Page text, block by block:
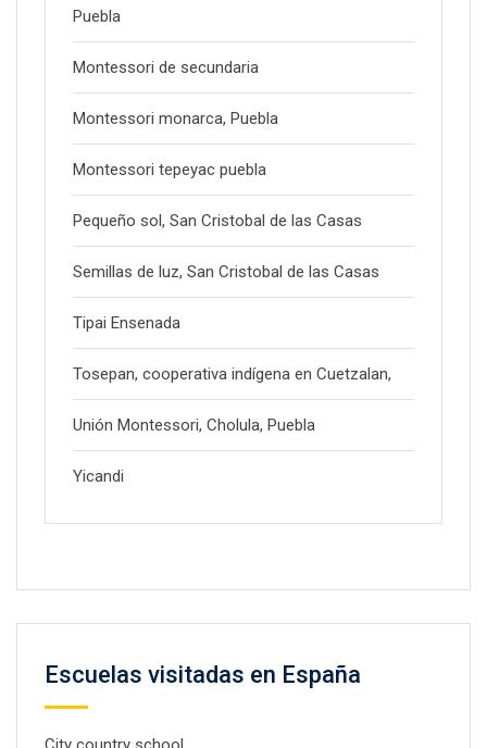
Puebla
Montessori de secundaria
Montessori monarca, Puebla
Montessori tepeyac puebla
Pequeño sol, San Cristobal de las Casas
Semillas de luz, San Cristobal de las Casas
Tipai Ensenada
Tosepan, cooperativa indígena en Cuetzalan,
Unión Montessori, Cholula, Puebla
Yicandi
Escuelas visitadas en España